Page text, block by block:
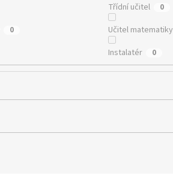
Třídní učitel 0
0 Učitel matematiky
Instalatér 0